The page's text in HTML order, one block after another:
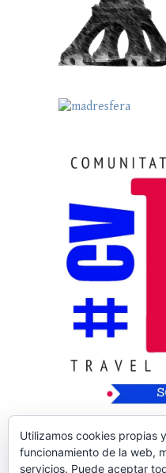
Utilizamos cookies propias
funcionamiento de la web,
servicios. Puede aceptar